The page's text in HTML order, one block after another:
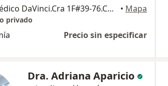
Centro Médico DaVinci.Cra 1F#39-76.Consultorio 601., Tunja • Mapa
privado
Precio sin especificar
Dra. Adriana Aparicio